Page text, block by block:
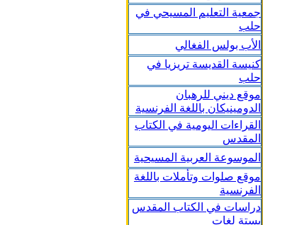
جمعية التعليم المسيحي في
حلب
الأب بولس الفغالي
كنيسة القديسة تريزيا في
حلب
موقع ديني للرهبان
الدومينيكان باللغة الفرنسية
القراءات اليومية في الكتاب
المقدس
الموسوعة العربية المسيحية
موقع صلوات وتأملات باللغة
الفرنسية
دراسات في الكتاب المقدس
بستة لغات